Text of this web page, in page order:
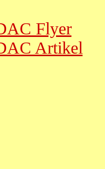
Flyer
Artikel